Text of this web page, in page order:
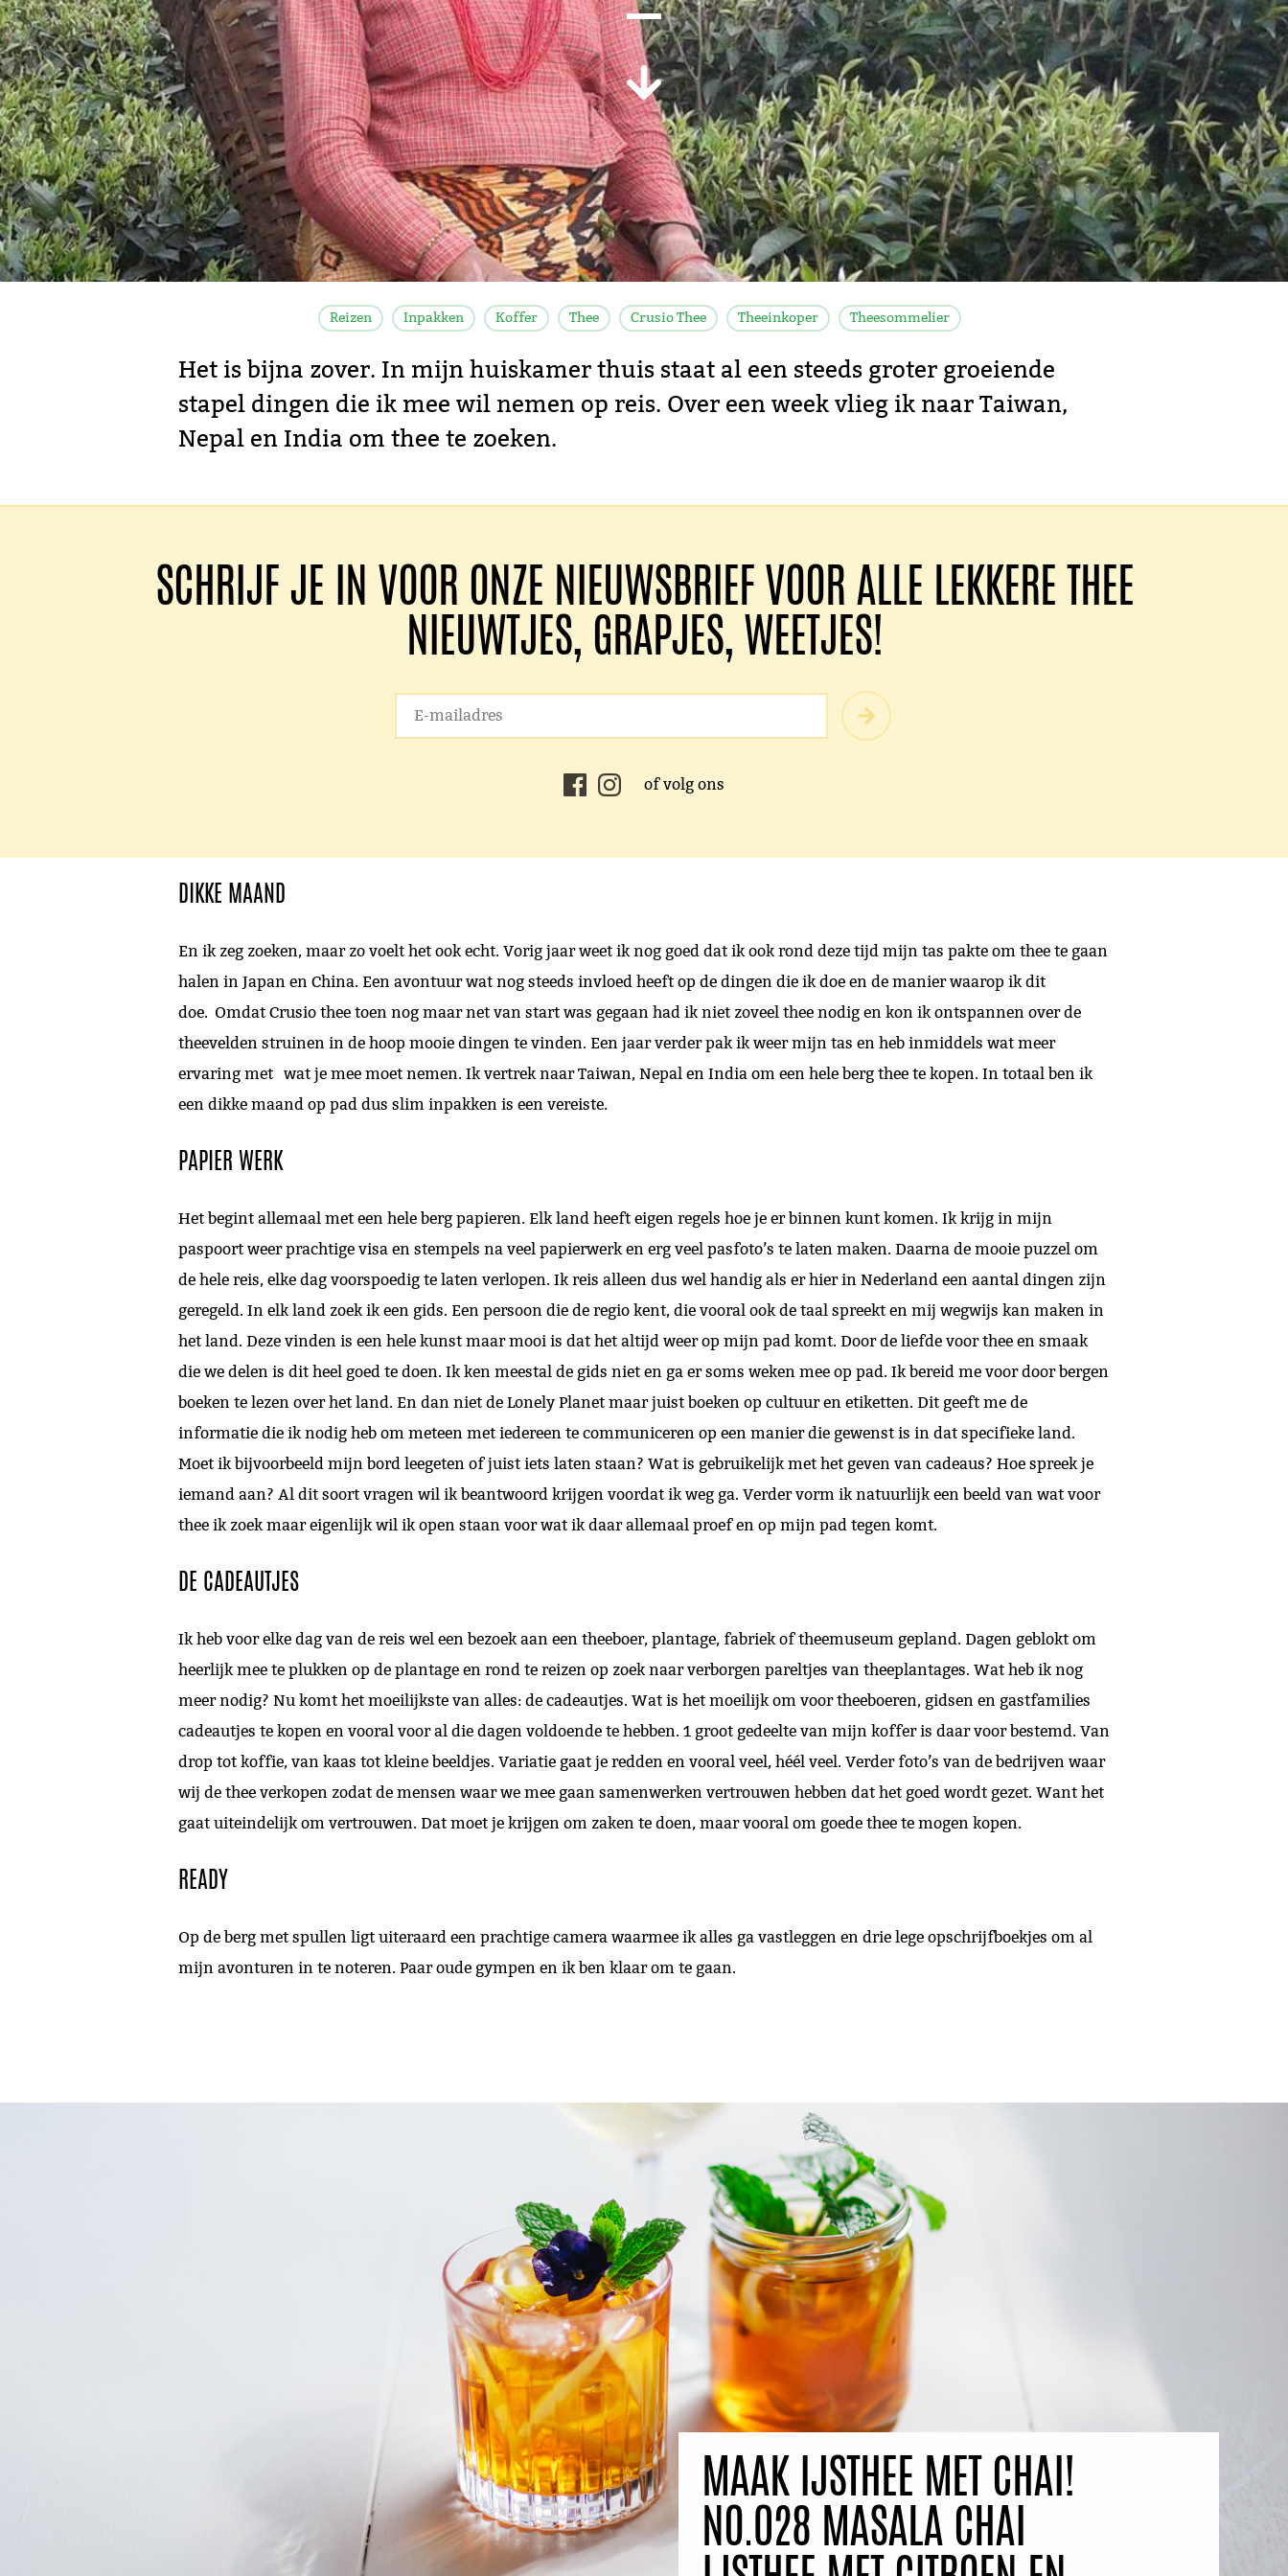
Reizen Inpakken Koffer Thee Crusio Thee Theeinkoper Theesommelier
Het is bijna zover. In mijn huiskamer thuis staat al een steeds groter groeiende
stapel dingen die ik mee wil nemen op reis. Over een week vlieg ik naar Taiwan,
Nepal en India om thee te zoeken.
SCHRIJF JE IN VOOR ONZE NIEUWSBRIEF VOOR ALLE LEKKERE THEE
NIEUWTJES, GRAPJES, WEETJES!
of volg ons
DIKKE MAAND
En ik zeg zoeken, maar zo voelt het ook echt. Vorig jaar weet ik nog goed dat ik ook rond deze tijd mijn tas pakte om thee te gaan
halen in Japan en China. Een avontuur wat nog steeds invloed heeft op de dingen die ik doe en de manier waarop ik dit
doe. Omdat Crusio thee toen nog maar net van start was gegaan had ik niet zoveel thee nodig en kon ik ontspannen over de
theevelden struinen in de hoop mooie dingen te vinden. Een jaar verder pak ik weer mijn tas en heb inmiddels wat meer
ervaring met wat je mee moet nemen. Ik vertrek naar Taiwan, Nepal en India om een hele berg thee te kopen. In totaal ben ik
een dikke maand op pad dus slim inpakken is een vereiste.
PAPIER WERK
Het begint allemaal met een hele berg papieren. Elk land heeft eigen regels hoe je er binnen kunt komen. Ik krijg in mijn
paspoort weer prachtige visa en stempels na veel papierwerk en erg veel pasfoto’s te laten maken. Daarna de mooie puzzel om
de hele reis, elke dag voorspoedig te laten verlopen. Ik reis alleen dus wel handig als er hier in Nederland een aantal dingen zijn
geregeld. In elk land zoek ik een gids. Een persoon die de regio kent, die vooral ook de taal spreekt en mij wegwijs kan maken in
het land. Deze vinden is een hele kunst maar mooi is dat het altijd weer op mijn pad komt. Door de liefde voor thee en smaak
die we delen is dit heel goed te doen. Ik ken meestal de gids niet en ga er soms weken mee op pad. Ik bereid me voor door bergen
boeken te lezen over het land. En dan niet de Lonely Planet maar juist boeken op cultuur en etiketten. Dit geeft me de
informatie die ik nodig heb om meteen met iedereen te communiceren op een manier die gewenst is in dat specifieke land.
Moet ik bijvoorbeeld mijn bord leegeten of juist iets laten staan? Wat is gebruikelijk met het geven van cadeaus? Hoe spreek je
iemand aan? Al dit soort vragen wil ik beantwoord krijgen voordat ik weg ga. Verder vorm ik natuurlijk een beeld van wat voor
thee ik zoek maar eigenlijk wil ik open staan voor wat ik daar allemaal proef en op mijn pad tegen komt.
DE CADEAUTJES
Ik heb voor elke dag van de reis wel een bezoek aan een theeboer, plantage, fabriek of theemuseum gepland. Dagen geblokt om
heerlijk mee te plukken op de plantage en rond te reizen op zoek naar verborgen pareltjes van theeplantages. Wat heb ik nog
meer nodig? Nu komt het moeilijkste van alles: de cadeautjes. Wat is het moeilijk om voor theeboeren, gidsen en gastfamilies
cadeautjes te kopen en vooral voor al die dagen voldoende te hebben. 1 groot gedeelte van mijn koffer is daar voor bestemd. Van
drop tot koffie, van kaas tot kleine beeldjes. Variatie gaat je redden en vooral veel, héél veel. Verder foto’s van de bedrijven waar
wij de thee verkopen zodat de mensen waar we mee gaan samenwerken vertrouwen hebben dat het goed wordt gezet. Want het
gaat uiteindelijk om vertrouwen. Dat moet je krijgen om zaken te doen, maar vooral om goede thee te mogen kopen.
READY
Op de berg met spullen ligt uiteraard een prachtige camera waarmee ik alles ga vastleggen en drie lege opschrijfboekjes om al
mijn avonturen in te noteren. Paar oude gympen en ik ben klaar om te gaan.
MAAK IJSTHEE MET CHAI!
NO.028 MASALA CHAI